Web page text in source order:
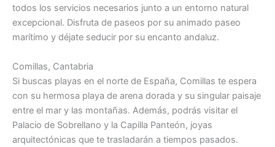
todos los servicios necesarios junto a un entorno natural
excepcional. Disfruta de paseos por su animado paseo
marítimo y déjate seducir por su encanto andaluz.
Comillas, Cantabria
Si buscas playas en el norte de España, Comillas te espera
con su hermosa playa de arena dorada y su singular paisaje
entre el mar y las montañas. Además, podrás visitar el
Palacio de Sobrellano y la Capilla Panteón, joyas
arquitectónicas que te trasladarán a tiempos pasados.